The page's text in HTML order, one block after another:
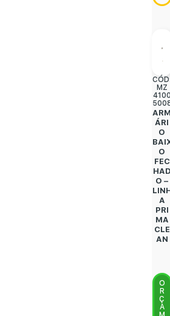
MZ
ÁRI
O
O
FEC
O –
A
PRI
MA
CLE
AN
O
R
Ç
A